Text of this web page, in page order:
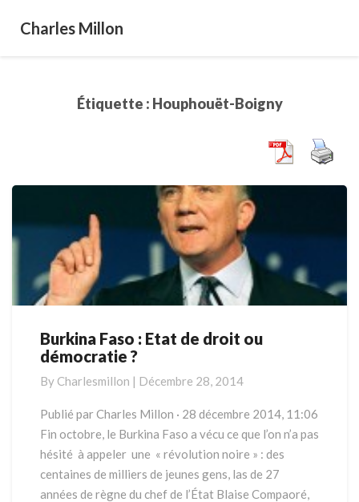
Charles Millon
Étiquette : Houphouët-Boigny
Burkina
Faso
Etat
de
ou
démocratie
?
Burkina Faso : Etat de droit ou
démocratie ?
By Charlesmillon | Décembre 28, 2014
Publié par Charles Millon · 28 décembre 2014, 11:06
Fin octobre, le Burkina Faso a vécu ce que l’on n’a pas
hésité à appeler une « révolution noire » : des
centaines de milliers de jeunes gens, las de 27
années de règne du chef de l’État Blaise Compaoré,